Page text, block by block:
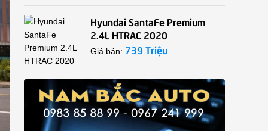
Hyundai SantaFe Premium
2.4L HTRAC 2020
Giá bán: 739 Triệu